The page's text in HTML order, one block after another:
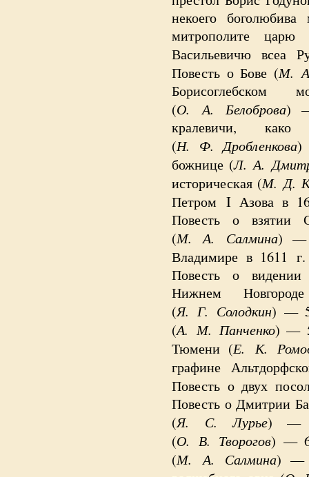
некоего
митрополите
Васильевичю всеа
Повесть о Бове (М.
Борисоглебском
(О. А. Белоброва)
кралевичи,
(Н. Ф. Дробленкова)
божнице (Л. А.
историческая (М. Д.
ПетромI Азова в
Повесть о взятии
(М. А. Салмина) —
Владимире в 1611
Повесть о видении
Нижнем
(Я. Г. Солодкин) —
(А. М. Панченко)—
Тюмени (Е. К.
графине
Повесть о двух
Повесть о Дмитрии
(Я. С. Лурье)
(О. В. Творогов) —
(М. А. Салмина) —